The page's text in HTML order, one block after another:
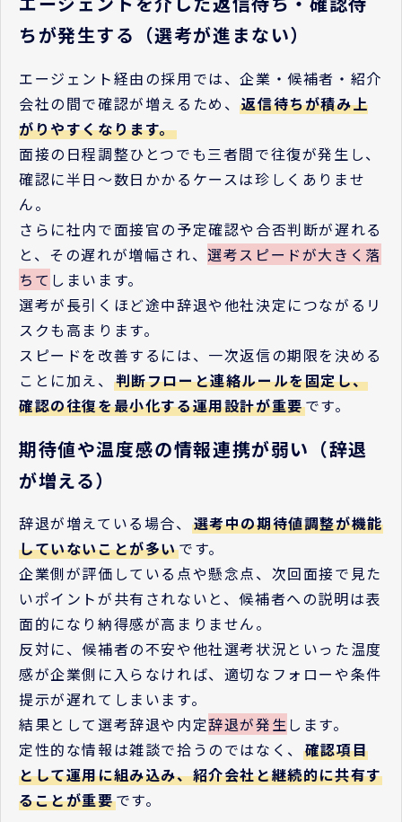
ちが発生する（選考が進まない）
エージェント経由の採用では、企業・候補者・紹介
会社の間で確認が増えるため、返信待ちが積み上
がりやすくなります。
面接の日程調整ひとつでも三者間で往復が発生し、
確認に半日〜数日かかるケースは珍しくありませ
ん。
さらに社内で面接官の予定確認や合否判断が遅れる
と、その遅れが増幅され、 選考スピードが大きく落
ちて しまいます。
選考が長引くほど途中辞退や他社決定につながるリ
スクも高まります。
スピードを改善するには、一次返信の期限を決める
ことに加え、 判断フローと連絡ルールを固定し、
確認の往復を最小化する運用設計が重要です。
期待値や温度感の情報連携が弱い（辞退
が増える）
辞退が増えている場合、 選考中の期待値調整が機能
していないことが多いです。
企業側が評価している点や懸念点、次回面接で見た
いポイントが共有されないと、候補者への説明は表
面的になり納得感が高まりません。
反対に、候補者の不安や他社選考状況といった温度
感が企業側に入らなければ、適切なフォローや条件
提示が遅れてしまいます。
結果として選考辞退や内定辞退が発生します。
定性的な情報は雑談で拾うのではなく、 確認項目
として運用に組み込み、紹介会社と継続的に共有す
ることが重要です。